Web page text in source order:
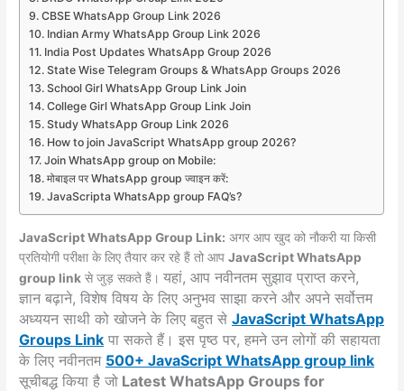
CBSE WhatsApp Group Link 2026
Indian Army WhatsApp Group Link 2026
India Post Updates WhatsApp Group 2026
State Wise Telegram Groups & WhatsApp Groups 2026
School Girl WhatsApp Group Link Join
College Girl WhatsApp Group Link Join
Study WhatsApp Group Link 2026
How to join JavaScript WhatsApp group 2026?
Join WhatsApp group on Mobile:
मोबाइल पर WhatsApp group ज्वाइन करें:
JavaScripta WhatsApp group FAQ’s?
JavaScript WhatsApp Group Link: अगर आप खुद को नौकरी या किसी
प्रतियोगी परीक्षा के लिए तैयार कर रहे हैं तो आपJavaScript WhatsApp
group link से जुड़ सकते हैं।यहां, आप नवीनतम सुझाव प्राप्त करने,
ज्ञान बढ़ाने, विशेष विषय के लिए अनुभव साझा करने और अपने सर्वोत्तम
अध्ययन साथी को खोजने के लिए बहुत सेJavaScript WhatsApp
Groups Link पा सकते हैं। इस पृष्ठ पर, हमने उन लोगों की सहायता
के लिए नवीनतम 500+ JavaScript WhatsApp group link
सूचीबद्ध किया है जो Latest WhatsApp Groups for